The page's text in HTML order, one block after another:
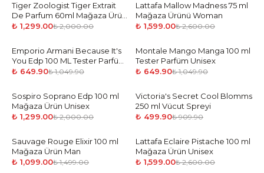
-35 %
Tiger Zoologist Tiger Extrait
De Parfum 60ml Mağaza Ürün
Unisex
₺ 1,299.00₺ 2,000.00
-39%
Lattafa Mallow Madness 75 ml
Mağaza Ürünü Woman
₺ 1,599.00₺ 2,600.00
-38%
Emporio Armani Because It's
You Edp 100 ML Tester Parfüm
Kadın
₺ 649.90₺ 1,049.90
-38%
Montale Mango Manga 100 ml
Tester Parfüm Unisex
₺ 649.90₺ 1,049.90
-35%
Sospiro Soprano Edp 100 ml
Mağaza Ürün Unisex
₺ 1,299.00₺ 2,000.00
-45%
Victoria's Secret Cool Blomms
250 ml Vücut Spreyi
₺ 499.90₺ 909.90
-27%
Sauvage Rouge Elixir 100 ml
Mağaza Ürün Man
₺ 1,099.00₺ 1,499.00
-39%
Lattafa Eclaire Pistache 100 ml
Mağaza Ürün Unisex
₺ 1,599.00₺ 2,600.00